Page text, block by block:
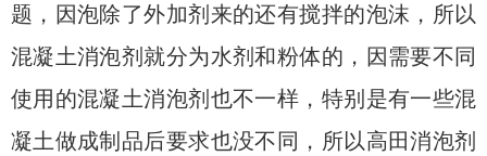
题，因泡除了外加剂来的还有搅拌的泡沫，所以
混凝土消泡剂就分为水剂和粉体的，因需要不同
使用的混凝土消泡剂也不一样，特别是有一些混
凝土做成制品后要求也没不同，所以高田消泡剂